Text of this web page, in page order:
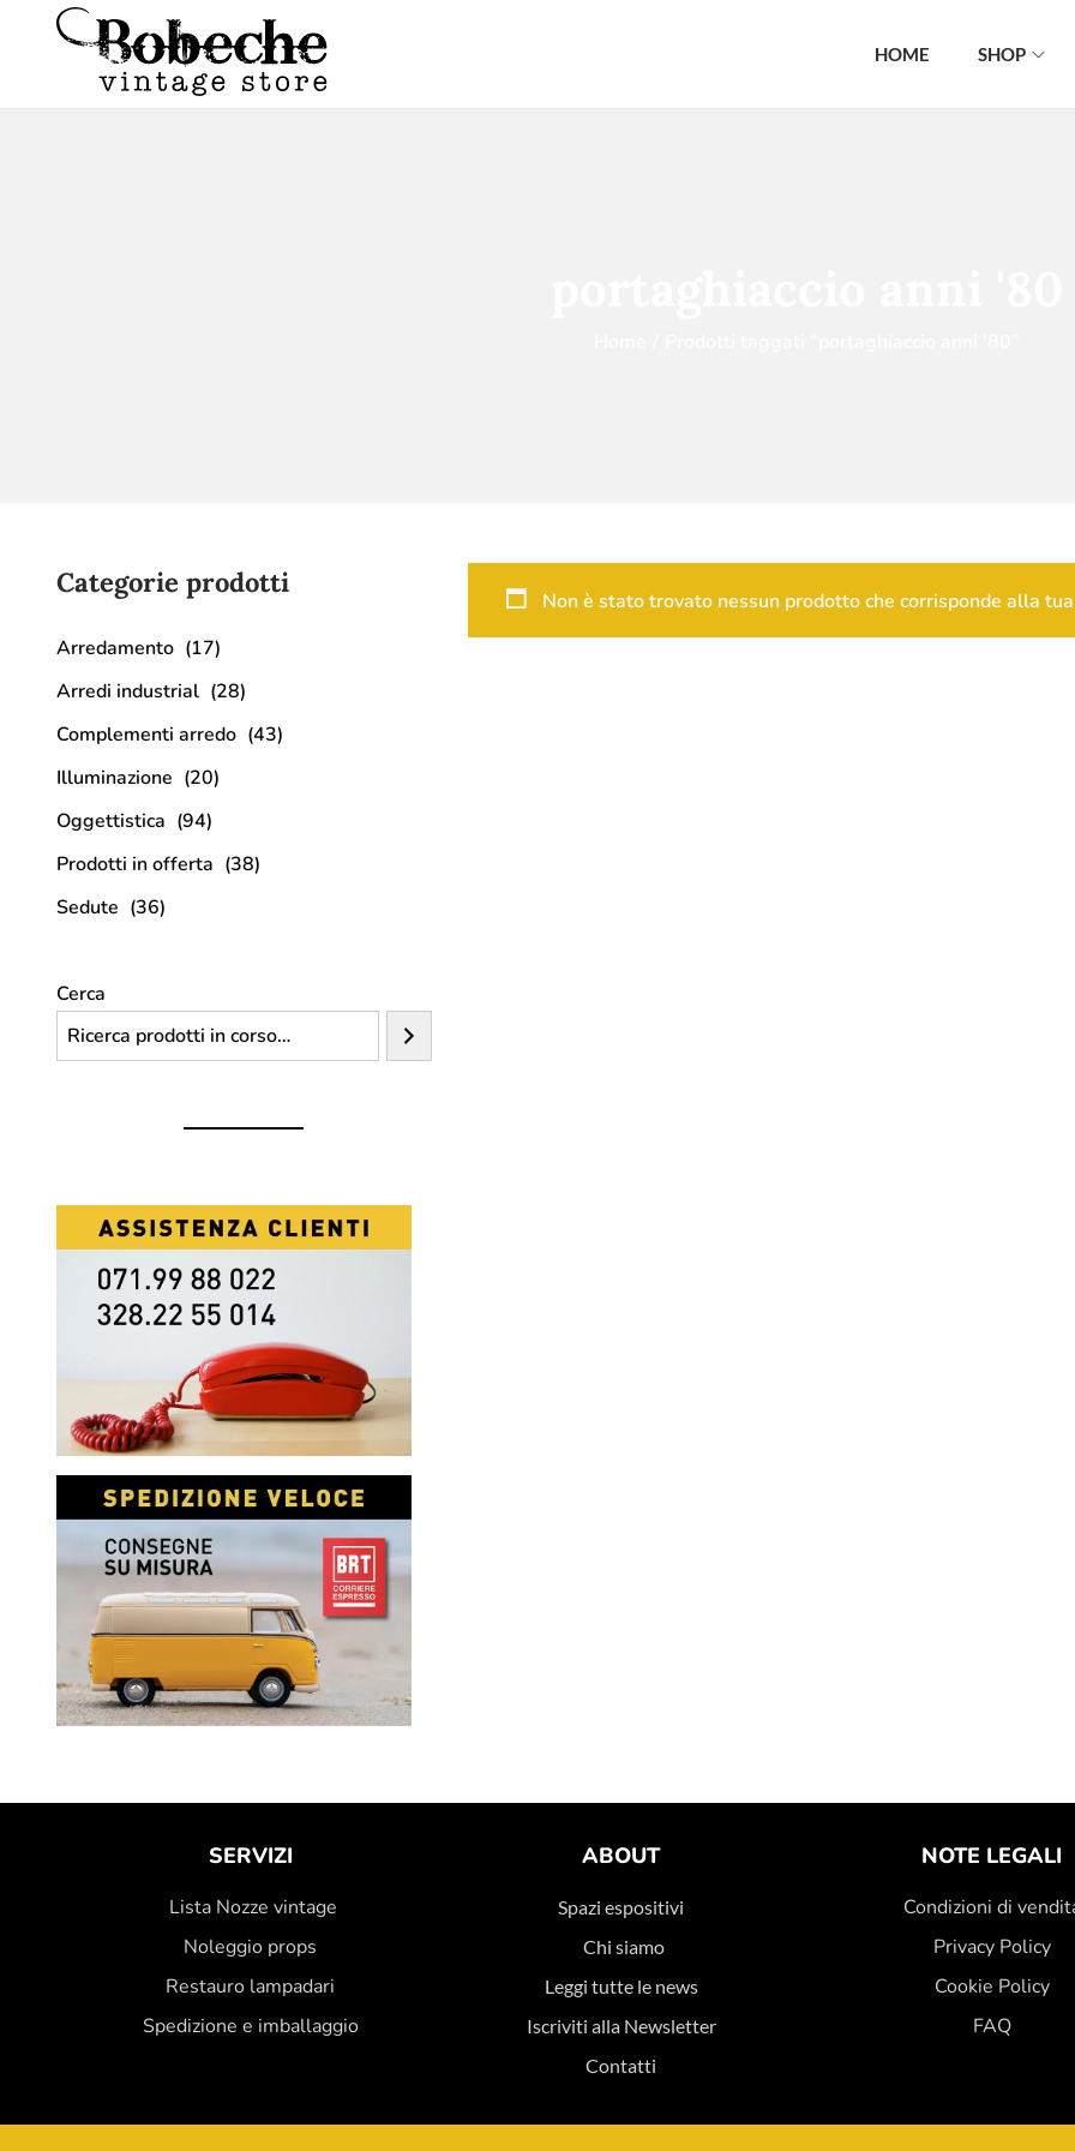
HOME SHOP
Non è stato trovato nessun prodotto che corrisponde alla
Categorie prodotti
Arredamento (17)
Arredi industrial (28)
Complementi arredo (43)
Illuminazione (20)
Oggettistica (94)
Prodotti in offerta (38)
Sedute (36)
Cerca
SERVIZI
Lista Nozze vintage
Noleggio props
Restauro lampadari
Spedizione e imballaggio
ABOUT
Spazi espositivi
Chi siamo
Leggi tutte le news
Iscriviti alla Newsletter
Contatti
NOTE LEGALI
Condizioni di
Privacy Policy
Cookie Policy
FAQ